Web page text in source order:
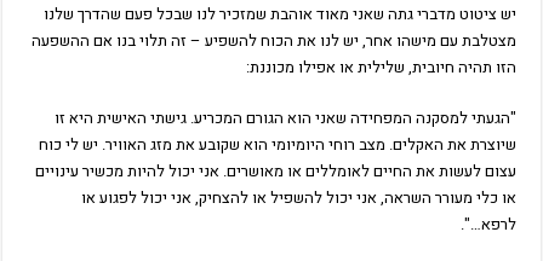
יש ציטוט מדברי גתה שאני מאוד אוהבת שמזכיר לנו שבכל פעם שהדרך שלנו
מצטלבת עם מישהו אחר, יש לנו את הכוח להשפיע – זה תלוי בנו אם ההשפעה
הזו תהיה חיובית, שלילית או אפילו מכוננת:
"הגעתי למסקנה המפחידה שאני הוא הגורם המכריע. גישתי האישית היא זו
שיוצרת את האקלים. מצב רוחי היומיומי הוא שקובע את מזג האוויר. יש לי כוח
עצום לעשות את החיים לאומללים או מאושרים. אני יכול להיות מכשיר עינויים
או כלי מעורר השראה, אני יכול להשפיל או להצחיק, אני יכול לפגוע או
לרפא…".